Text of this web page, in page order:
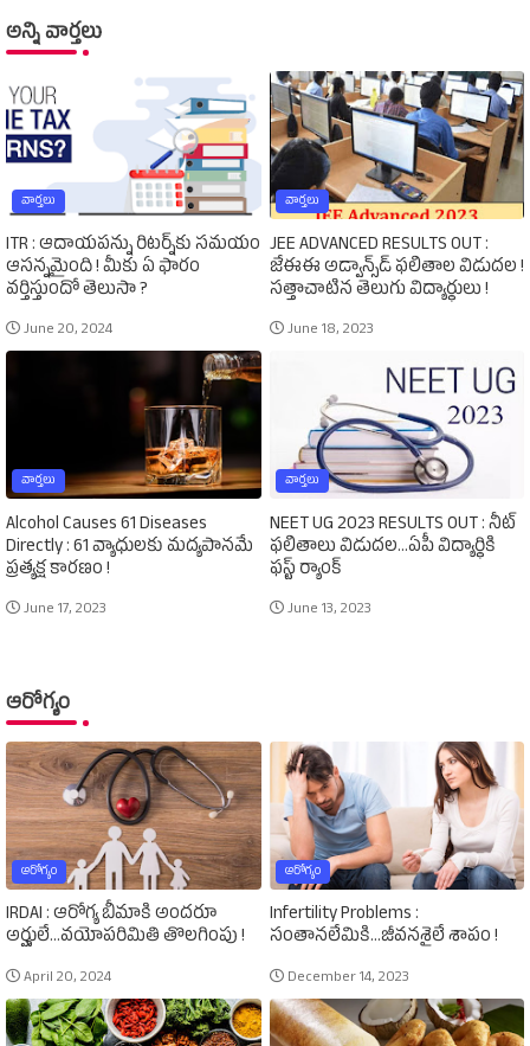
అన్ని వార్తలు
వార్తలు
ITR : ఆదాయపన్ను రిటర్న్‌కు సమయం
ఆసన్నమైంది ! మీకు ఏ ఫారం
వర్తిస్తుందో తెలుసా ?
June 20, 2024
వార్తలు
JEE ADVANCED RESULTS OUT :
జేఈఈ అడ్వాన్స్‌డ్‌ ఫలితాల విడుదల !
సత్తాచాటిన తెలుగు విద్యార్థులు !
June 18, 2023
వార్తలు
Alcohol Causes 61 Diseases
Directly : 61 వ్యాధులకు మద్యపానమే
ప్రత్యక్ష కారణం !
June 17, 2023
వార్తలు
NEET UG 2023 RESULTS OUT : నీట్‌
ఫలితాలు విడుదల...ఏపీ విద్యార్థికి
ఫస్ట్‌ ర్యాంక్‌
June 13, 2023
ఆరోగ్యం
ఆరోగ్యం
IRDAI : ఆరోగ్య బీమాకి అందరూ
అర్హులే...వయోపరిమితి తొలగింపు !
April 20, 2024
ఆరోగ్యం
Infertility Problems :
సంతానలేమికి...జీవనశైలే శాపం !
December 14, 2023